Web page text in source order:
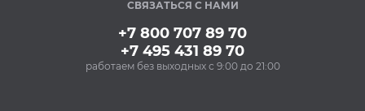
СВЯЗАТЬСЯ С НАМИ
+7 800 707 89 70
+7 495 431 89 70
работаем без выходных с 9:00 до 21:00